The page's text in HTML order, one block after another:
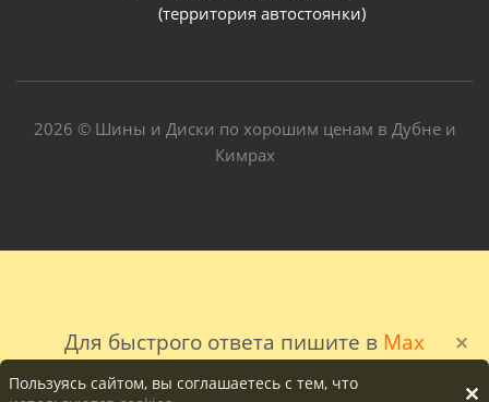
Для быстрого ответа пишите в Max
(территория автостоянки)
2026 © Шины и Диски по хорошим ценам в Дубне и
Кимрах
Пользуясь сайтом, вы соглашаетесь с тем, что